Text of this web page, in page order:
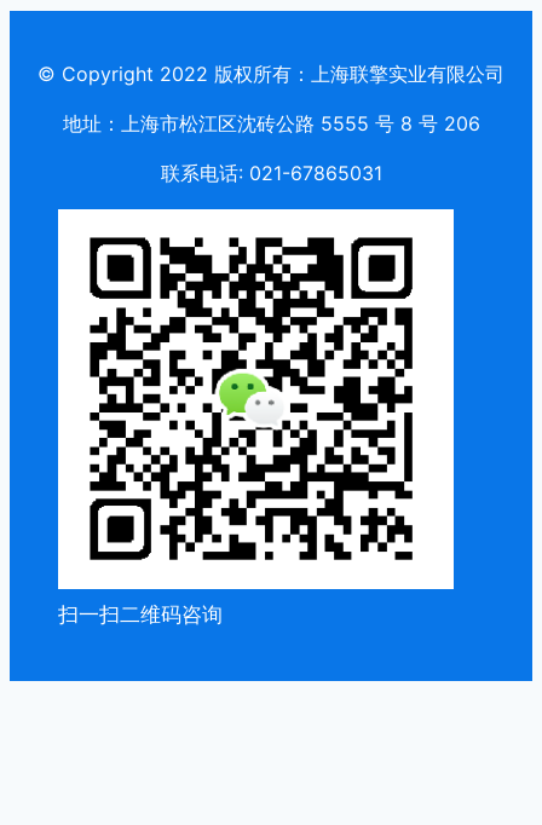
© Copyright 2022 版权所有：上海联擎实业有限公司
地址：上海市松江区沈砖公路 5555 号 8 号 206
联系电话: 021-67865031
扫一扫二维码咨询